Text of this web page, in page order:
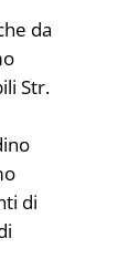
da
Str.
di